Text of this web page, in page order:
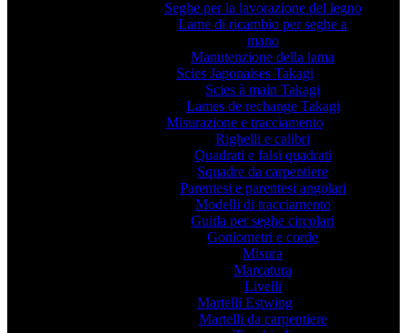
Seghe per la lavorazione del legno
Lame di ricambio per seghe a
mano
Manutenzione della lama
Scies Japonaises Takagi
Scies à main Takagi
Lames de rechange Takagi
Misurazione e tracciamento
Righelli e calibri
Quadrati e falsi quadrati
Squadre da carpentiere
Parentesi e parentesi angolari
Modelli di tracciamento
Guida per seghe circolari
Goniometri e corde
Misura
Marcatura
Livelli
Martelli Estwing
Martelli da carpentiere